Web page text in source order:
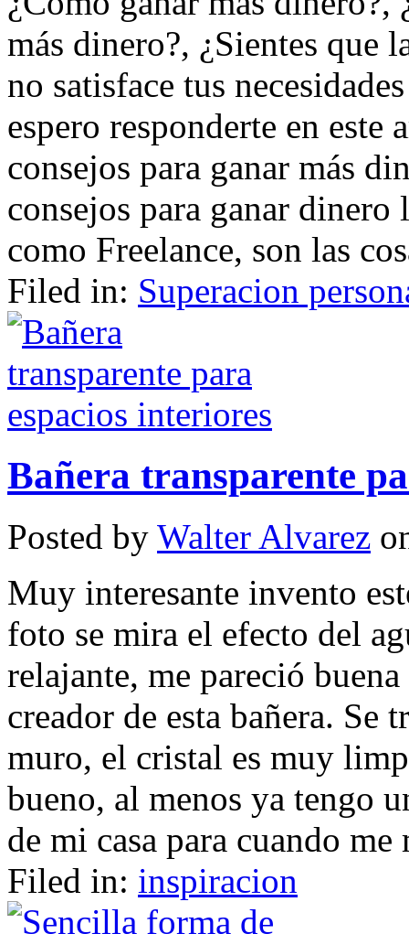
más dinero?, ¿Sientes que
no satisface tus
espero responderte en este
consejos para ganar más
consejos para ganar
como Freelance, son las
Filed in: Superacion
Bañera transparente
Posted by Walter Alvarez
Muy interesante invento
foto se mira el efecto del
relajante, me pareció
creador de esta bañera. Se
muro, el cristal es muy
bueno, al menos ya tengo
de mi casa para cuando
Filed in: inspiracion